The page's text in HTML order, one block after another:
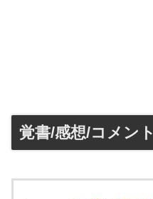
覚書/感想/コメント